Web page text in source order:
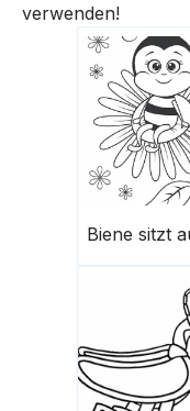
verwenden!